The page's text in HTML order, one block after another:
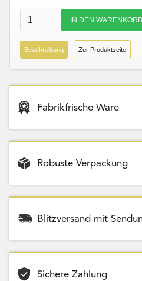
Beschreibung Zur Produktseite
Fabrikfrische Ware
Robuste Verpackung
Blitzversand mit
Sichere Zahlung